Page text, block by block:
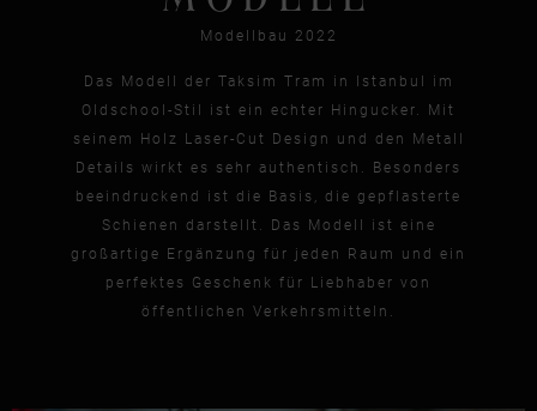
Modellbau 2022
Das Modell der Taksim Tram in Istanbul im
Oldschool-Stil ist ein echter Hingucker. Mit
seinem Holz Laser-Cut Design und den Metall
Details wirkt es sehr authentisch. Besonders
beeindruckend ist die Basis, die gepflasterte
Schienen darstellt. Das Modell ist eine
großartige Ergänzung für jeden Raum und ein
perfektes Geschenk für Liebhaber von
öffentlichen Verkehrsmitteln.